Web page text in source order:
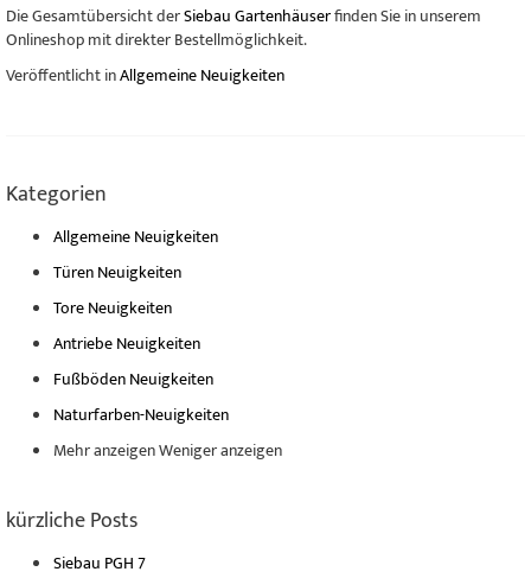
Die Gesamtübersicht derSiebau Gartenhäuserfinden Sie in unserem
Onlineshop mit direkter Bestellmöglichkeit.
Veröffentlicht inAllgemeine Neuigkeiten
Kategorien
Allgemeine Neuigkeiten
Türen Neuigkeiten
Tore Neuigkeiten
Antriebe Neuigkeiten
Fußböden Neuigkeiten
Naturfarben-Neuigkeiten
Mehr anzeigenWeniger anzeigen
kürzliche Posts
Siebau PGH 7